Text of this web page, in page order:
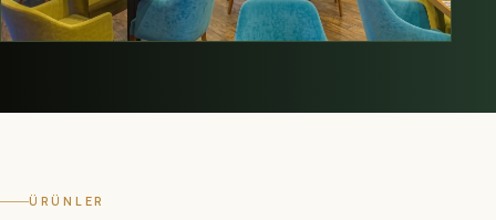
ÜRÜNLER